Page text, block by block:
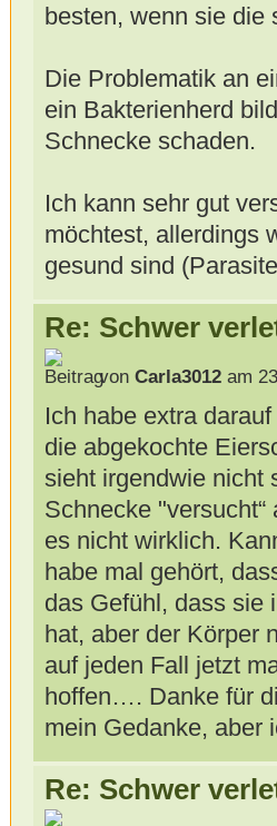
besten, wenn sie die
Die Problematik an
ein Bakterienherd
Schnecke schaden.
Ich kann sehr gut
möchtest, allerdings
gesund sind
Re: Schwer
von Carla3012am
Ich habe extra
die abgekochte
sieht irgendwie nicht
Schnecke
es nicht wirklich.
habe mal gehört,
das Gefühl, dass sie
hat, aber der Körper
auf jeden Fall jetzt
hoffen…. Danke für
mein Gedanke, aber
Re: Schwer